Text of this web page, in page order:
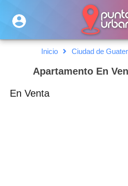
Inicio Ciudad de
Apartamento En
En Venta